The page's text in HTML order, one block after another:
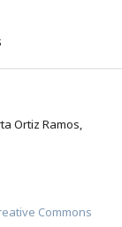
Ortiz Ramos,
Commons